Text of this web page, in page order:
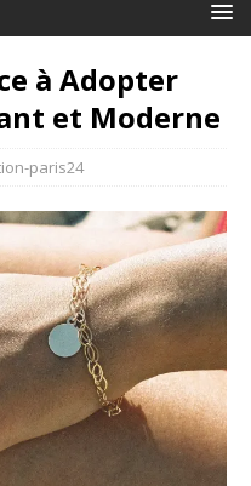
à Adopter
et Moderne
paris24